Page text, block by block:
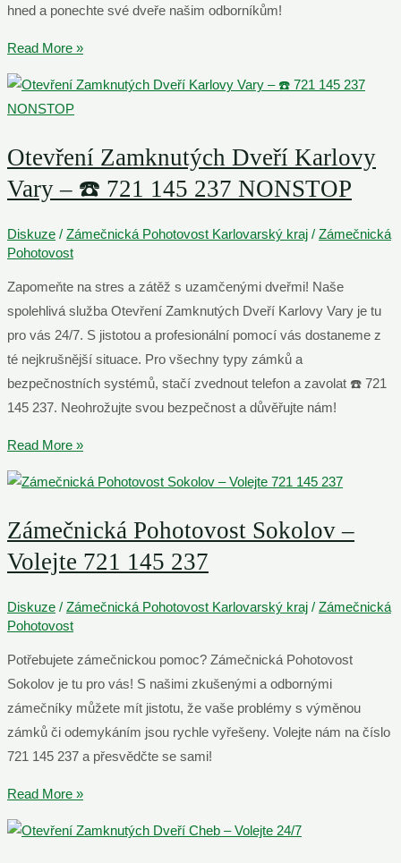
hned a ponechte své dveře našim odborníkům!
Otevření
Zabouchnutých
Dveří
Karlovy
–
Nonstop
Read More »
Otevření Zamknutých Dveří Karlovy
Vary – ☎️ 721 145 237 NONSTOP
Diskuze / Zámečnická Pohotovost Karlovarský kraj / Zámečnická
Pohotovost
Zapomeňte na stres a zátěž s uzamčenými dveřmi! Naše
spolehlivá služba Otevření Zamknutých Dveří Karlovy Vary je tu
pro vás 24/7. S jistotou a profesionální pomocí vás dostaneme z
té nejkrušnější situace. Pro všechny typy zámků a
bezpečnostních systémů, stačí zvednout telefon a zavolat ☎️ 721
145 237. Neohrožujte svou bezpečnost a důvěřujte nám!
Otevření
Zamknutých
Dveří
Vary
–
721
237
NONSTOP
Read More »
Zámečnická Pohotovost Sokolov –
Volejte 721 145 237
Diskuze / Zámečnická Pohotovost Karlovarský kraj / Zámečnická
Pohotovost
Potřebujete zámečnickou pomoc? Zámečnická Pohotovost
Sokolov je tu pro vás! S našimi zkušenými a odbornými
zámečníky můžete mít jistotu, že vaše problémy s výměnou
zámků či odemykáním jsou rychle vyřešeny. Volejte nám na číslo
721 145 237 a přesvědčte se sami!
Zámečnická
Pohotovost
Sokolov
Read More »